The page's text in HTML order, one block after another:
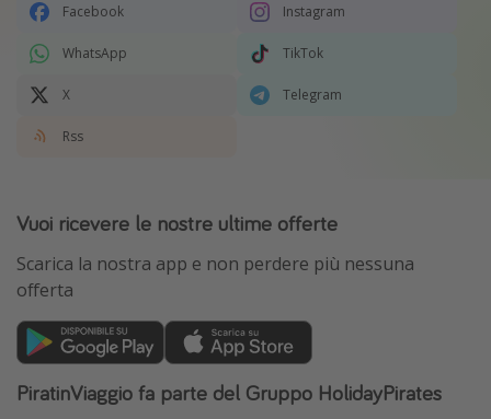
Facebook Instagram
WhatsApp TikTok
X Telegram
Rss
Vuoi ricevere le nostre ultime offerte
Scarica la nostra app e non perdere più nessuna
offerta
PiratinViaggio fa parte del Gruppo HolidayPirates